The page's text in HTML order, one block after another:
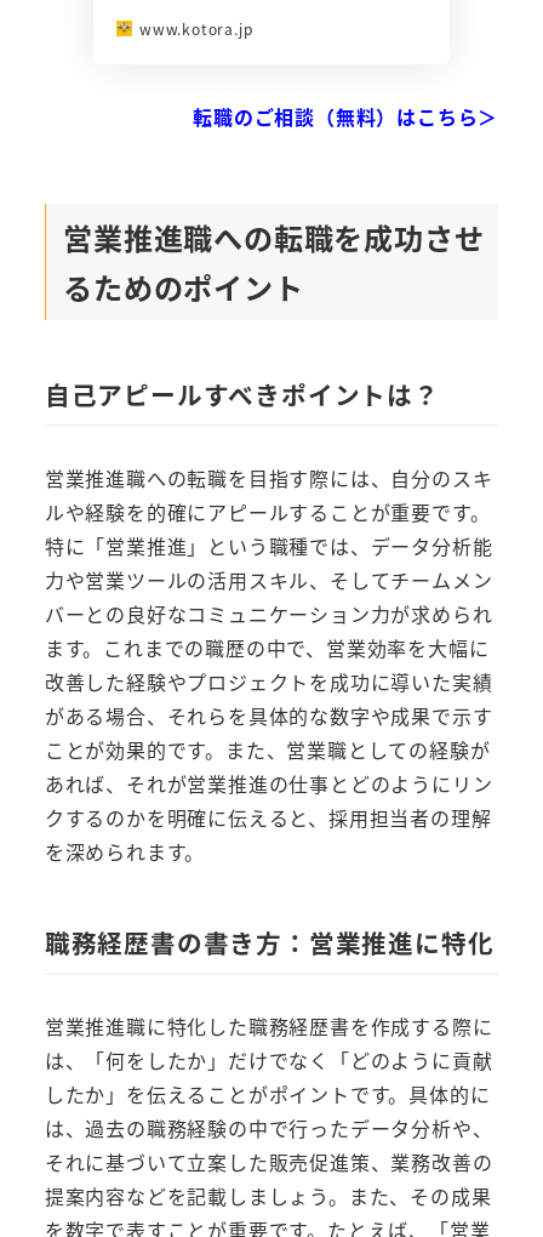
www.kotora.jp
転職のご相談（無料）はこちら＞
営業推進職への転職を成功させ
るためのポイント
自己アピールすべきポイントは？
営業推進職への転職を目指す際には、自分のスキ
ルや経験を的確にアピールすることが重要です。
特に「営業推進」という職種では、データ分析能
力や営業ツールの活用スキル、そしてチームメン
バーとの良好なコミュニケーション力が求められ
ます。これまでの職歴の中で、営業効率を大幅に
改善した経験やプロジェクトを成功に導いた実績
がある場合、それらを具体的な数字や成果で示す
ことが効果的です。また、営業職としての経験が
あれば、それが営業推進の仕事とどのようにリン
クするのかを明確に伝えると、採用担当者の理解
を深められます。
職務経歴書の書き方：営業推進に特化
営業推進職に特化した職務経歴書を作成する際に
は、「何をしたか」だけでなく「どのように貢献
したか」を伝えることがポイントです。具体的に
は、過去の職務経験の中で行ったデータ分析や、
それに基づいて立案した販売促進策、業務改善の
提案内容などを記載しましょう。また、その成果
を数字で表すことが重要です。たとえば、「営業